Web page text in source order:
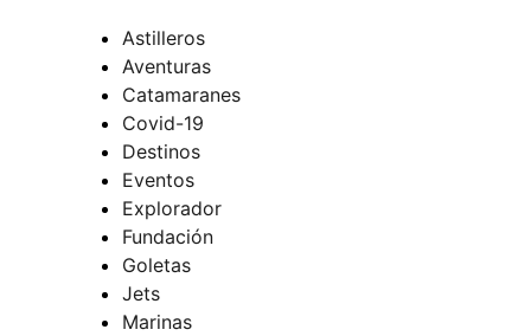
Astilleros
Aventuras
Catamaranes
Covid-19
Destinos
Eventos
Explorador
Fundación
Goletas
Jets
Marinas